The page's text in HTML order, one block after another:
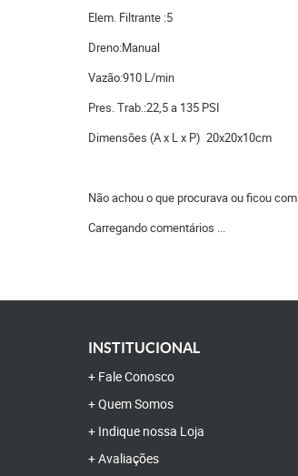
Elem. Filtrante :5
Dreno:Manual
Vazão:910 L/min
Pres. Trab.:22,5 a 135 PSI
Dimensões (A x L x P) 20x20x10cm
Não achou o que procurava ou ficou
Carregando comentários ...
INSTITUCIONAL
Fale Conosco
Quem Somos
Indique nossa Loja
Avaliações